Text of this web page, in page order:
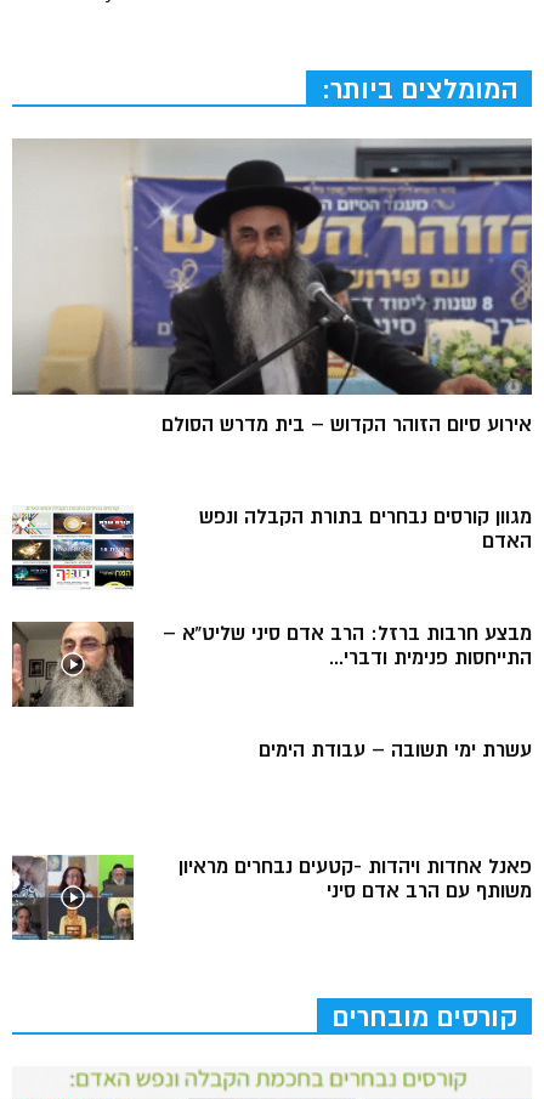
המומלצים ביותר:
אירוע סיום הזוהר הקדוש – בית מדרש הסולם
מגוון קורסים נבחרים בתורת הקבלה ונפש
האדם
מבצע חרבות ברזל: הרב אדם סיני שליט”א –
התייחסות פנימית ודברי...
עשרת ימי תשובה – עבודת הימים
פאנל אחדות ויהדות -קטעים נבחרים מראיון
משותף עם הרב אדם סיני
קורסים מובחרים